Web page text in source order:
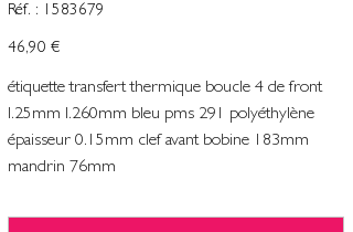
Réf. :
SKU
1583679
Prix
46,90 €
étiquette transfert thermique boucle 4 de front
l.25mm l.260mm bleu pms 291 polyéthylène
épaisseur 0.15mm clef avant bobine 183mm
mandrin 76mm